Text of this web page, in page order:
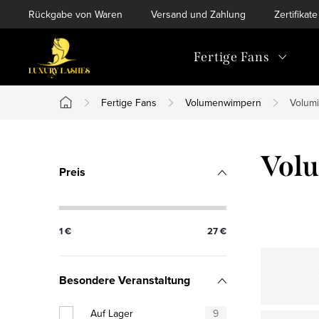
Inhalt
Rückgabe von Waren Versand und Zahlung Zertifikate
Fertige Fans
Startseite
Fertige Fans Volumenwimpern
S
i
e
n
Preis
1€ 27€
Besondere Veranstaltung
Auf Lager 9